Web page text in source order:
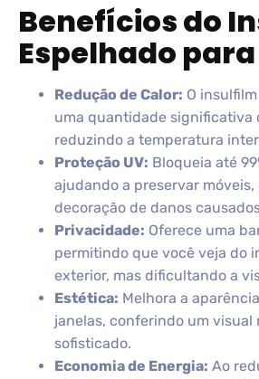
Benefícios do
Espelhado
Redução de Calor: O
uma quantidade significativa
reduzindo a temperatura
Proteção UV: Bloqueia até
ajudando a preservar
decoração de danos
Privacidade: Oferece uma
permitindo que você veja do
exterior, mas dificultando a
Estética: Melhora a
janelas, conferindo um visual
sofisticado.
Economia de Energia: Ao